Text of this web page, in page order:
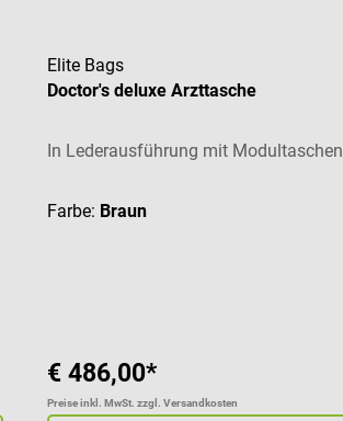
Elite Bags
Doctor's deluxe Arzttasche
In Lederausführung mit Modultaschen
Farbe: Braun
€ 486,00*
Preise inkl. MwSt. zzgl. Versandkosten